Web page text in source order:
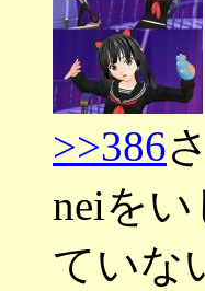
>>386
neiを
ていな